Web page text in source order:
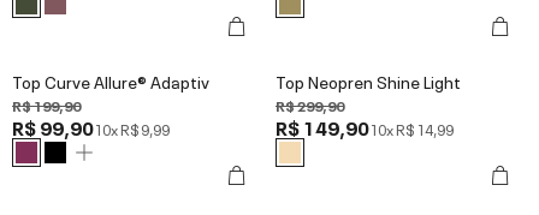
Top Curve Allure® Adaptiv
R$ 199,90
R$ 99,9010xR$ 9,99
Top Neopren Shine Light
R$ 299,90
R$ 149,9010xR$ 14,99